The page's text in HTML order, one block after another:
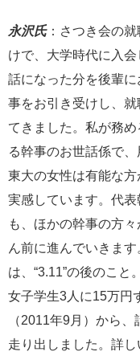
永沢氏：さつき会の
けで、大学時代に入
話になった分を後輩
事をお引き受けし、
てきました。私が務
る幹事のお世話係で
東大の女性は有能な
実感しています。代
も、ほかの幹事の方
ん前に進んでいきま
は、“3.11”の後のこ
女子学生3人に15万円
（2011年9月）から
走り出しました。詳